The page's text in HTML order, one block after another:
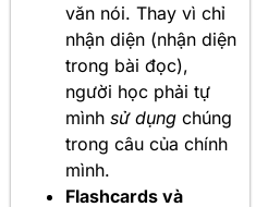
văn nói. Thay vì chỉ
nhận diện (nhận diện
trong bài đọc),
người học phải tự
mình sử dụng chúng
trong câu của chính
mình.
Flashcards và